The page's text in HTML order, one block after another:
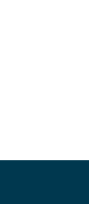
am
bei